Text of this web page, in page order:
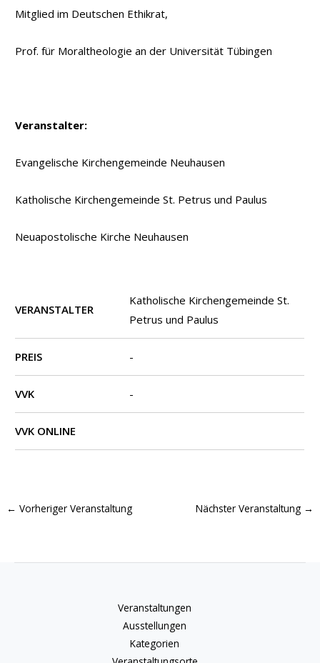
Mitglied im Deutschen Ethikrat,
Prof. für Moraltheologie an der Universität Tübingen
Veranstalter:
Evangelische Kirchengemeinde Neuhausen
Katholische Kirchengemeinde St. Petrus und Paulus
Neuapostolische Kirche Neuhausen
VERANSTALTER
Katholische Kirchengemeinde St.
Petrus und Paulus
PREIS -
VVK -
VVK ONLINE
← Vorheriger Veranstaltung Nächster Veranstaltung →
Veranstaltungen
Ausstellungen
Kategorien